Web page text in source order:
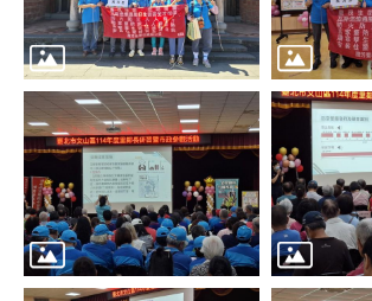
文
化
資
產
臺
北
市
區
里
界
說